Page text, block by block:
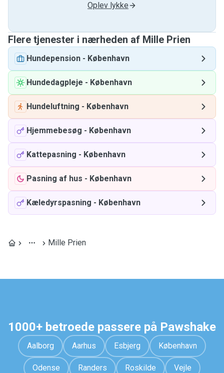
Oplev lykke
Flere tjenester i nærheden af ​​Mille Prien
Hundepension - København
Hundedagpleje - København
Hundeluftning - København
Hjemmebesøg - København
Kattepasning - København
Pasning af hus - København
Kæledyrspasning - København
Mille Prien
1000+ betroede passere på Pawshake
Aalborg Aarhus Esbjerg København
Odense Randers Roskilde Vejle